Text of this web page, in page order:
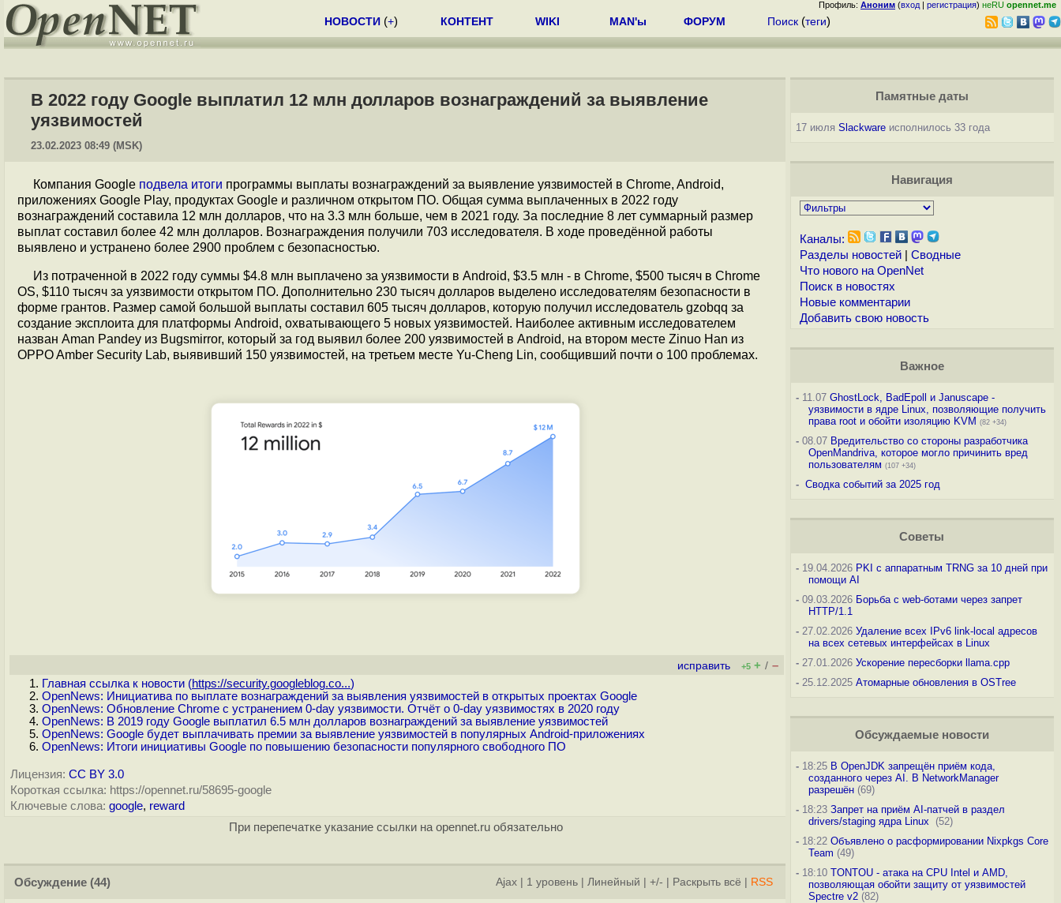
Профиль: Аноним (вход | регистрация) неRU opennet.me
НОВОСТИ (+) КОНТЕНТ WIKI MAN'ы ФОРУМ Поиск (теги)
В 2022 году Google выплатил 12 млн долларов вознаграждений за выявление
уязвимостей
23.02.2023 08:49 (MSK)
Компания Google подвела итоги программы выплаты вознаграждений за выявление уязвимостей в Chrome, Android,
приложениях Google Play, продуктах Google и различном открытом ПО. Общая сумма выплаченных в 2022 году
вознаграждений составила 12 млн долларов, что на 3.3 млн больше, чем в 2021 году. За последние 8 лет суммарный размер
выплат составил более 42 млн долларов. Вознаграждения получили 703 исследователя. В ходе проведённой работы
выявлено и устранено более 2900 проблем с безопасностью.
Из потраченной в 2022 году суммы $4.8 млн выплачено за уязвимости в Android, $3.5 млн - в Chrome, $500 тысяч в Chrome
OS, $110 тысяч за уязвимости открытом ПО. Дополнительно 230 тысяч долларов выделено исследователям безопасности в
форме грантов. Размер самой большой выплаты составил 605 тысяч долларов, которую получил исследователь gzobqq за
создание эксплоита для платформы Android, охватывающего 5 новых уязвимостей. Наиболее активным исследователем
назван Aman Pandey из Bugsmirror, который за год выявил более 200 уязвимостей в Android, на втором месте Zinuo Han из
OPPO Amber Security Lab, выявивший 150 уязвимостей, на третьем месте Yu-Cheng Lin, сообщивший почти о 100 проблемах.
исправить +5 + / –
Главная ссылка к новости (https://security.googleblog.co...)
OpenNews: Инициатива по выплате вознаграждений за выявления уязвимостей в открытых проектах Google
OpenNews: Обновление Chrome с устранением 0-day уязвимости. Отчёт о 0-day уязвимостях в 2020 году
OpenNews: В 2019 году Google выплатил 6.5 млн долларов вознаграждений за выявление уязвимостей
OpenNews: Google будет выплачивать премии за выявление уязвимостей в популярных Android-приложениях
OpenNews: Итоги инициативы Google по повышению безопасности популярного свободного ПО
Лицензия: CC BY 3.0
Короткая ссылка: https://opennet.ru/58695-google
Ключевые слова: google, reward
При перепечатке указание ссылки на opennet.ru обязательно
Обсуждение (44) Ajax 1 уровень Линейный +/- Раскрыть всё RSS
Памятные даты
17 июля Slackwareисполнилось 33 года
Навигация
Каналы:
Разделы новостей| Сводные
Что нового на OpenNet
Поиск в новостях
Новые комментарии
Добавить свою новость
Важное
-11.07 GhostLock, BadEpoll и Januscape -
уязвимости в ядре Linux, позволяющие получить
права root и обойти изоляцию KVM (82 +34)
-08.07 Вредительство со стороны разработчика
OpenMandriva, которое могло причинить вред
пользователям (107 +34)
- Сводка событий за 2025 год
Советы
-19.04.2026 PKI с аппаратным TRNG за 10 дней при
помощи AI
-09.03.2026 Борьба с web-ботами через запрет
HTTP/1.1
-27.02.2026 Удаление всех IPv6 link-local адресов
на всех сетевых интерфейсах в Linux
-27.01.2026 Ускорение пересборки llama.cpp
-25.12.2025 Атомарные обновления в OSTree
Обсуждаемые новости
-18:25 В OpenJDK запрещён приём кода,
созданного через AI. В NetworkManager
разрешён(69)
-18:23 Запрет на приём AI-патчей в раздел
drivers/staging ядра Linux
(52)
-18:22 Объявлено о расформировании Nixpkgs Core
Team (49)
-18:10 TONTOU - атака на CPU Intel и AMD,
позволяющая обойти защиту от уязвимостей
Spectre v2(82)